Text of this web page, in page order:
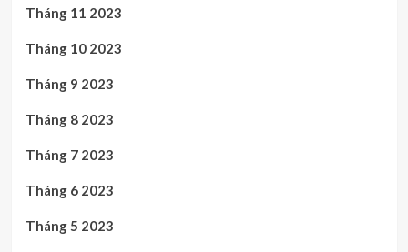
Tháng 11 2023
Tháng 10 2023
Tháng 9 2023
Tháng 8 2023
Tháng 7 2023
Tháng 6 2023
Tháng 5 2023